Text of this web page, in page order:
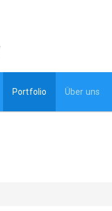
Portfolio Über uns